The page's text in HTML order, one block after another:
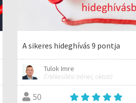
A sikeres hideghívás 9 pontja
Tulok Imre
Értékesítési tréner, oktató
50